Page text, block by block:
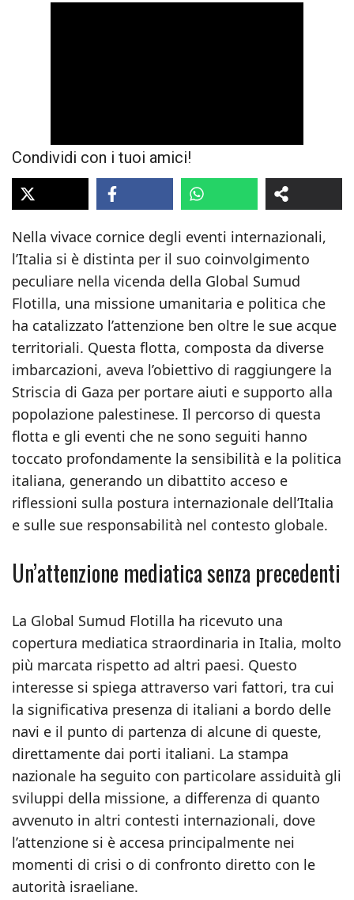
Condividi con i tuoi amici!
Nella vivace cornice degli eventi internazionali,
l’Italia si è distinta per il suo coinvolgimento
peculiare nella vicenda della Global Sumud
Flotilla, una missione umanitaria e politica che
ha catalizzato l’attenzione ben oltre le sue acque
territoriali. Questa flotta, composta da diverse
imbarcazioni, aveva l’obiettivo di raggiungere la
Striscia di Gaza per portare aiuti e supporto alla
popolazione palestinese. Il percorso di questa
flotta e gli eventi che ne sono seguiti hanno
toccato profondamente la sensibilità e la politica
italiana, generando un dibattito acceso e
riflessioni sulla postura internazionale dell’Italia
e sulle sue responsabilità nel contesto globale.
Un’attenzione mediatica senza precedenti
La Global Sumud Flotilla ha ricevuto una
copertura mediatica straordinaria in Italia, molto
più marcata rispetto ad altri paesi. Questo
interesse si spiega attraverso vari fattori, tra cui
la significativa presenza di italiani a bordo delle
navi e il punto di partenza di alcune di queste,
direttamente dai porti italiani. La stampa
nazionale ha seguito con particolare assiduità gli
sviluppi della missione, a differenza di quanto
avvenuto in altri contesti internazionali, dove
l’attenzione si è accesa principalmente nei
momenti di crisi o di confronto diretto con le
autorità israeliane.